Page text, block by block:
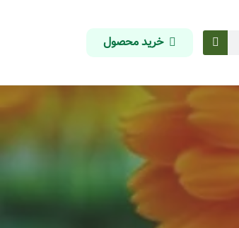
خرید محصول